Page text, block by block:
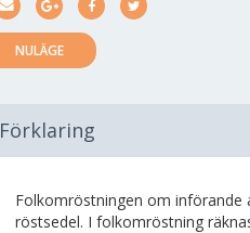
NULÄGE
Förklaring
Folkomröstningen om införande
röstsedel. I folkomröstning